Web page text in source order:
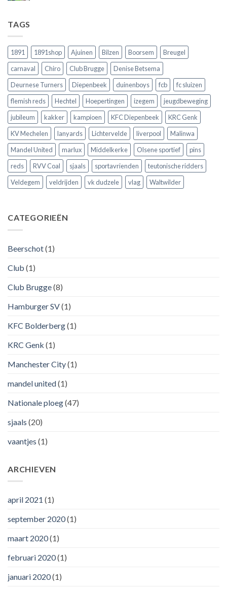
!!
de
Europese
velden
Club
Brugge
volgens
Argentijnse
media
TAGS
1891 1891shop Ajuinen Bilzen Boorsem
Breugel
carnaval
Chiro Club Brugge
Denise Betsema
Deurnese Turners
Diepenbeek duinenboys fcb
fc sluizen
flemish reds
Hechtel Hoepertingen izegem
jeugdbeweging
jubileum
kakker kampioen KFC Diepenbeek
KRC Genk
KV Mechelen
lanyards Lichtervelde liverpool
Malinwa
Mandel United
marlux Middelkerke Olsene sportief
pins
reds
RVV Coal sjaals sportavrienden
teutonische ridders
Veldegem
veldrijden vk dudzele vlag Waltwilder
CATEGORIEËN
Beerschot(1)
Club (1)
Club Brugge(8)
Hamburger SV(1)
KFC Bolderberg(1)
KRC Genk (1)
Manchester City(1)
mandel united(1)
Nationale ploeg(47)
sjaals (20)
vaantjes (1)
ARCHIEVEN
april 2021 (1)
september 2020(1)
maart 2020(1)
februari 2020(1)
januari 2020(1)